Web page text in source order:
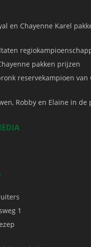
en Chayenne Karel
pakken prijzen
reservekampioen
Robby en Elaine in de
1